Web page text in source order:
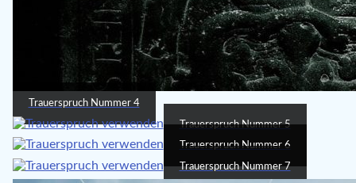
Trauerspruch Nummer 4
Trauerspruch Nummer 5
Trauerspruch Nummer 6
Trauerspruch Nummer 7